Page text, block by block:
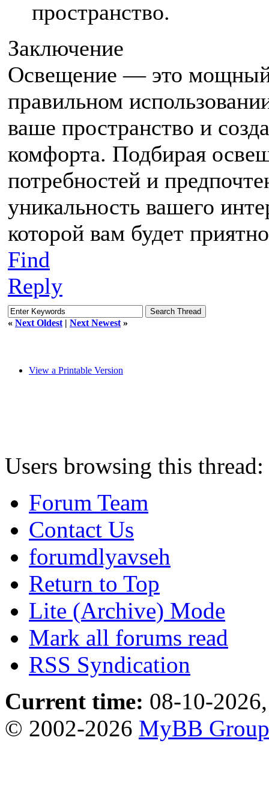
пространство.
Заключение
Освещение — это мощный
правильном
ваше пространство и
комфорта. Подбирая
потребностей и
уникальность вашего
которой вам будет
Find
Reply
« Next Oldest | Next Newest »
View a Printable Version
Users browsing this
Forum Team
Contact Us
forumdlyavseh
Return to Top
Lite (Archive) Mode
Mark all forums read
RSS Syndication
Current time: 08-10-
© 2002-2026 MyBB Group